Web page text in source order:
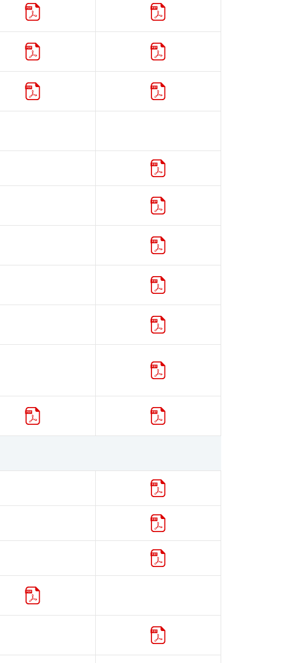
添付文書 カタログ
添付文書 カタログ
添付文書 カタログ
カタログ
カタログ
カタログ
カタログ
カタログ
カタログ
添付文書 カタログ
カタログ
カタログ
カタログ
添付文書
カタログ